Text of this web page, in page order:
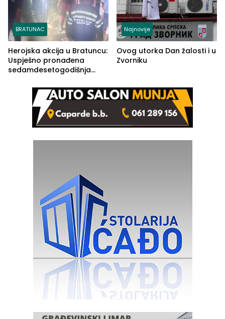
BRATUNAC
Herojska akcija u Bratuncu:
Uspješno pronađena
sedamdesetogodišnja
Kravice.
Najnovije
Ovog utorka Dan žalosti i u
Zvorniku